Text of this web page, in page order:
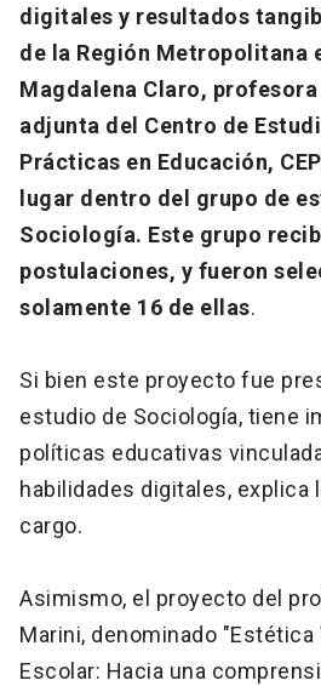
digitales y resultados
de la Región Metropolitana
Magdalena Claro,
adjunta del Centro de
Prácticas en Educación,
lugar dentro del grupo de
Sociología. Este grupo
postulaciones, y fueron
solamente 16 de ellas.
Si bien este proyecto fue
estudio de Sociología, tiene
políticas educativas
habilidades digitales, explica
cargo.
Asimismo, el proyecto del
Marini, denominado "Estética
Escolar: Hacia una